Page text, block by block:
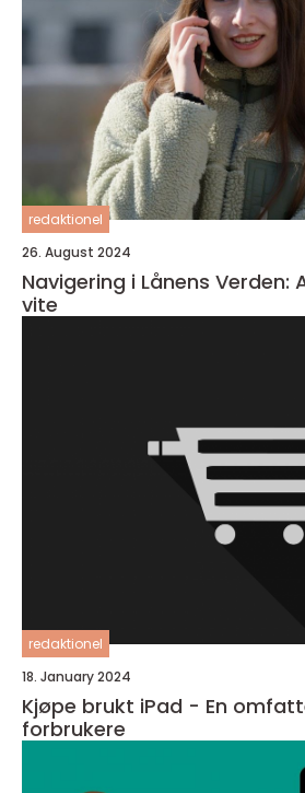
redaktionel
26. August 2024
Navigering i Lånens Verden:
vite
redaktionel
18. January 2024
Kjøpe brukt iPad - En
forbrukere